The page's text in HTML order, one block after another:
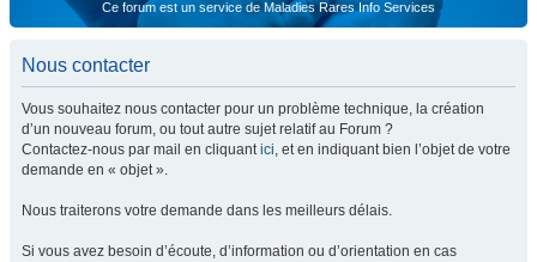
Ce forum est un service de Maladies Rares Info Services
Nous contacter
Vous souhaitez nous contacter pour un problème technique, la création
d’un nouveau forum, ou tout autre sujet relatif au Forum ?
Contactez-nous par mail en cliquantici, et en indiquant bien l’objet de votre
demande en « objet ».
Nous traiterons votre demande dans les meilleurs délais.
Si vous avez besoin d’écoute, d’information ou d’orientation en cas